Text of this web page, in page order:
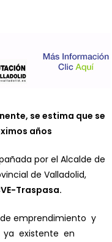
se estima que se
años
por el Alcalde de
de Valladolid,
Traspasa.
emprendimiento y
existente en